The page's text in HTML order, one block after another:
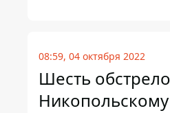
08:59, 04 октября 2022
Шесть